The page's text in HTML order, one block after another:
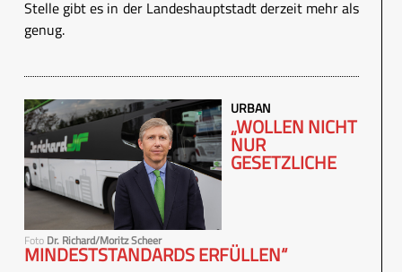
Stelle gibt es in der Landeshauptstadt derzeit mehr als
genug.
Foto Dr. Richard/Moritz Scheer
URBAN
„WOLLEN NICHT
NUR
GESETZLICHE
MINDESTSTANDARDS ERFÜLLEN“